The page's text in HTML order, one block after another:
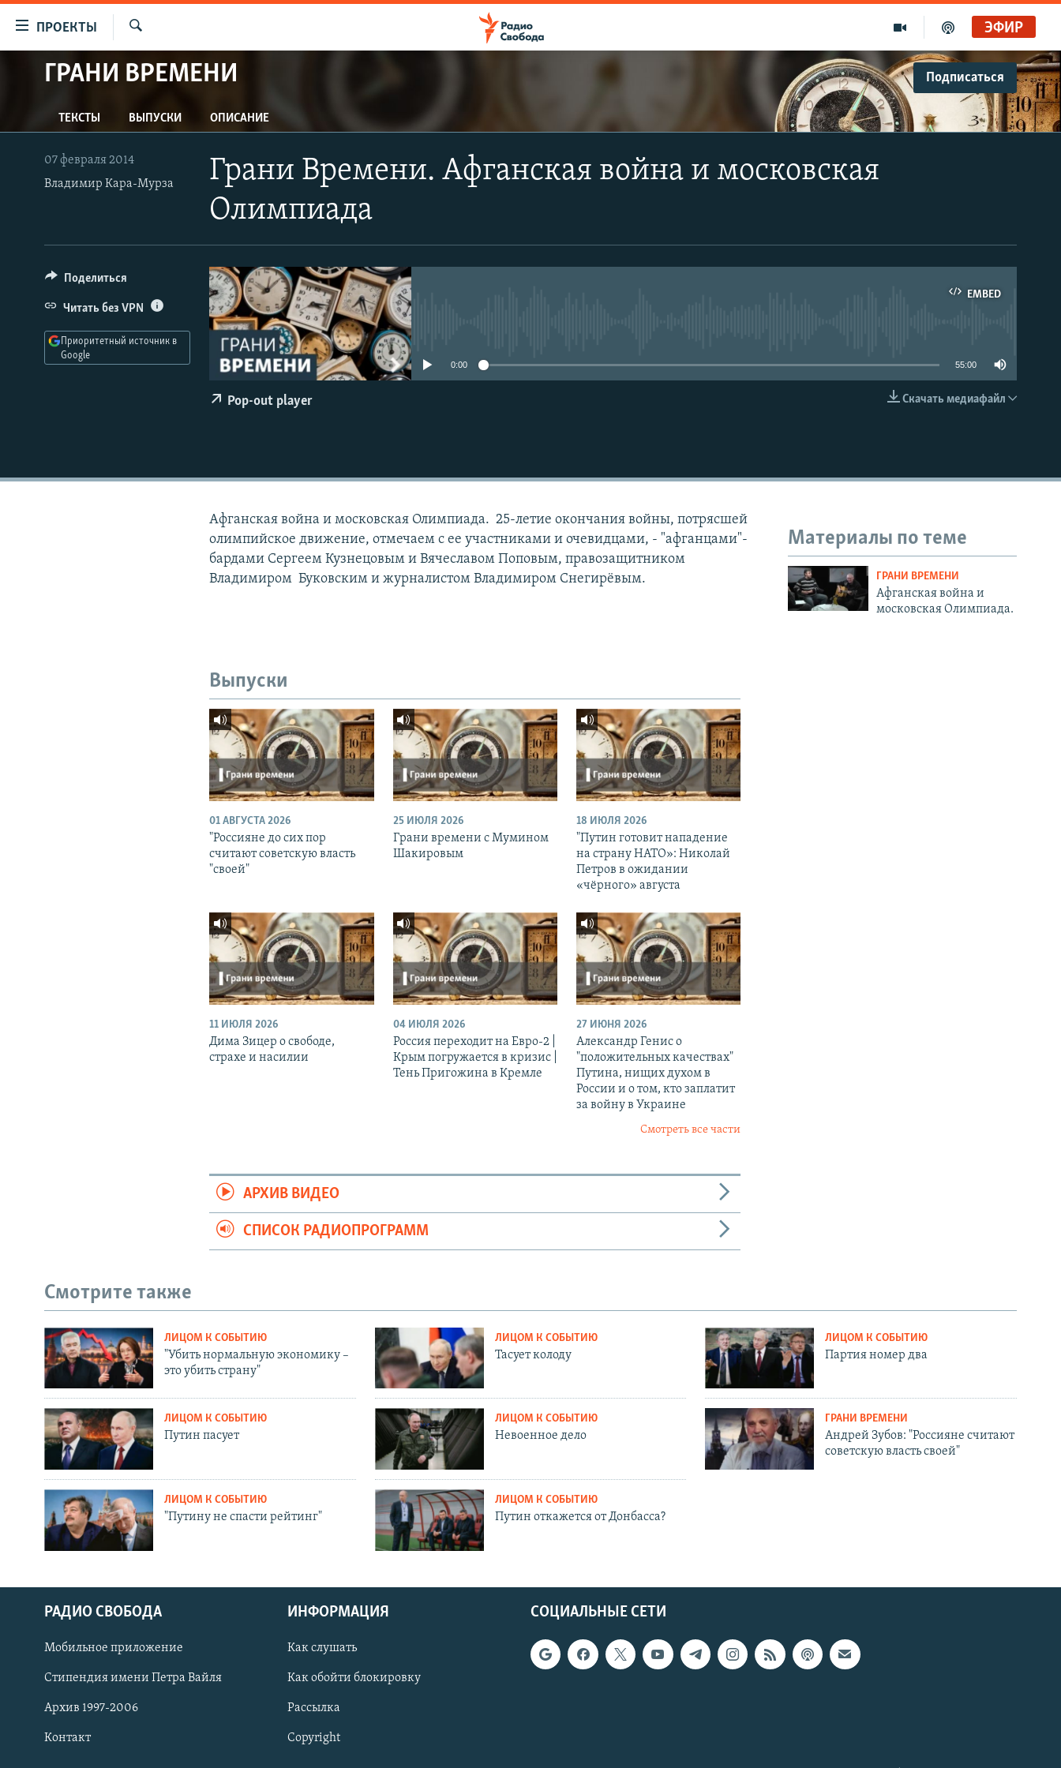
упрощенного
Вернуться
к
основному
содержанию
Вернутся
ПРОЕКТЫ
ПРОГРАММЫ
АВТОРСКИЕ ПРОЕКТЫ
ЦИТАТЫ СВОБОДЫ
МНЕНИЯ
IDEL.РЕАЛИИ
КАВКАЗ.РЕАЛИИ
СЕВЕР.РЕАЛИИ
СИБИРЬ.РЕАЛИИ
РАСПИСАНИЕ ВЕЩАНИЯ
СОЦИАЛЬНЫЕ СЕТИ
ЭФИР
ГРАНИ ВРЕМЕНИ Подписаться
ТЕКСТЫ ВЫПУСКИ ОПИСАНИЕ
Грани Времени. Афганская война и московская
Олимпиада
07 февраля 2014
Владимир Кара-Мурза
EMBED
EMBED
0:00 55:00
Скачать медиафайл
Pop-out player
Поделиться
Читать без VPN
Приоритетный источник в
Google
Афганская война и московская Олимпиада. 25-летие окончания войны, потрясшей
олимпийское движение, отмечаем с ее участниками и очевидцами, - "афганцами"-
бардами Сергеем Кузнецовым и Вячеславом Поповым, правозащитником
Владимиром Буковским и журналистом Владимиром Снегирёвым.
Материалы по теме
ГРАНИ ВРЕМЕНИ
Афганская война и
московская Олимпиада.
Выпуски
01 АВГУСТА 2026
"Россияне до сих пор
считают советскую власть
"своей"
25 ИЮЛЯ 2026
Грани времени с Мумином
Шакировым
18 ИЮЛЯ 2026
"Путин готовит нападение
на страну НАТО»: Николай
Петров в ожидании
«чёрного» августа
11 ИЮЛЯ 2026
Дима Зицер о свободе,
страхе и насилии
04 ИЮЛЯ 2026
Россия переходит на Евро-2 |
Крым погружается в кризис |
Тень Пригожина в Кремле
27 ИЮНЯ 2026
Александр Генис о
"положительных качествах"
Путина, нищих духом в
России и о том, кто заплатит
за войну в Украине
Смотреть все части
АРХИВ ВИДЕО
СПИСОК РАДИОПРОГРАММ
Смотрите также
ЛИЦОМ К СОБЫТИЮ
"Убить нормальную экономику –
это убить страну"
ЛИЦОМ К СОБЫТИЮ
Тасует колоду
ЛИЦОМ К СОБЫТИЮ
Партия номер два
ЛИЦОМ К СОБЫТИЮ
Путин пасует
ЛИЦОМ К СОБЫТИЮ
Невоенное дело
ГРАНИ ВРЕМЕНИ
Андрей Зубов: "Россияне считают
советскую власть своей"
ЛИЦОМ К СОБЫТИЮ
"Путину не спасти рейтинг"
ЛИЦОМ К СОБЫТИЮ
Путин откажется от Донбасса?
СОЦИАЛЬНЫЕ СЕТИ
РАДИО СВОБОДА
Мобильное приложение
Стипендия имени Петра Вайля
Архив 1997-2006
Контакт
ИНФОРМАЦИЯ
Как слушать
Как обойти блокировку
Рассылка
Copyright